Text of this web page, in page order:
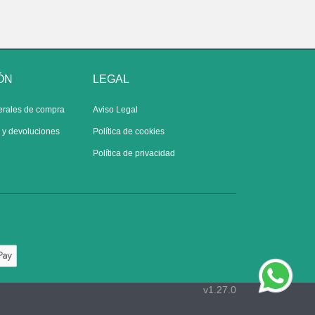
de compra
y devoluciones
LEGAL
Aviso Legal
Política de cookies
Política de privacidad
v1.27.0